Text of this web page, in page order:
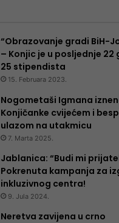
“Obrazovanje gradi BiH-
– Konjic je u posljednje 22
25 ​​stipendista
15. Februara 2023.
Nogometaši Igmana
Konjičanke cvijećem i
ulazom na utakmicu
7. Marta 2025.
Jablanica: “Budi mi
Pokrenuta kampanja za
inkluzivnog centra!
9. Jula 2024.
Neretva zavijena u crno